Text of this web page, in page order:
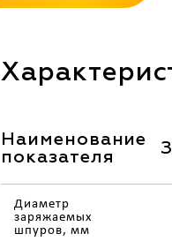
Наименование
показателя
Диаметр
заряжаемых
шпуров, мм